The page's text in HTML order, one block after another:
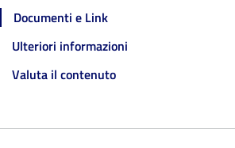
Documenti e Link
Ulteriori informazioni
Valuta il contenuto